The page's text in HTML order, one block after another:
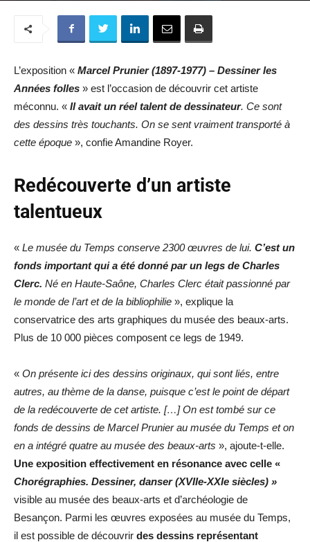
L’exposition « Marcel Prunier (1897-1977) – Dessiner les
Années folles » est l’occasion de découvrir cet artiste
méconnu. « Il avait un réel talent de dessinateur. Ce sont
des dessins très touchants. On se sent vraiment transporté à
cette époque », confie Amandine Royer.
Redécouverte d’un artiste
talentueux
« Le musée du Temps conserve 2300 œuvres de lui. C’est un
fonds important qui a été donné par un legs de Charles
Clerc. Né en Haute-Saône, Charles Clerc était passionné par
le monde de l’art et de la bibliophilie », explique la
conservatrice des arts graphiques du musée des beaux-arts.
Plus de 10 000 pièces composent ce legs de 1949.
« On présente ici des dessins originaux, qui sont liés, entre
autres, au thème de la danse, puisque c’est le point de départ
de la redécouverte de cet artiste. […] On est tombé sur ce
fonds de dessins de Marcel Prunier au musée du Temps et on
en a intégré quatre au musée des beaux-arts », ajoute-t-elle.
Une exposition effectivement en résonance avec celle «
Chorégraphies. Dessiner, danser (XVIIe-XXIe siècles) »
visible au musée des beaux-arts et d’archéologie de
Besançon. Parmi les œuvres exposées au musée du Temps,
il est possible de découvrir des dessins représentant